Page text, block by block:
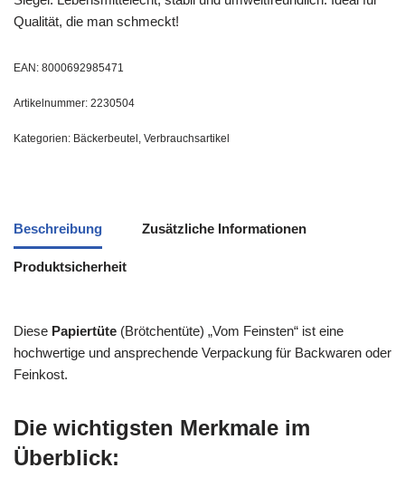
Qualität, die man schmeckt!
EAN: 8000692985471
Artikelnummer: 2230504
Kategorien: Bäckerbeutel , Verbrauchsartikel
Beschreibung Zusätzliche Informationen
Produktsicherheit
Diese Papiertüte (Brötchentüte) „Vom Feinsten“ ist eine
hochwertige und ansprechende Verpackung für Backwaren oder
Feinkost.
Die wichtigsten Merkmale im
Überblick: